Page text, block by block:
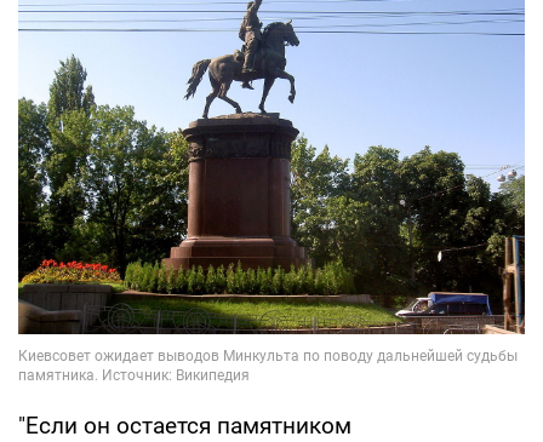
"Если он остается памятником